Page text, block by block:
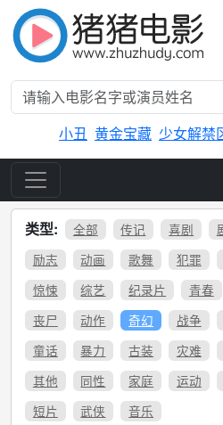
小丑 黄金宝藏 少女解禁
类型: 全部 传记 喜剧
励志
动画 歌舞 犯罪
惊悚
综艺 纪录片 青春
丧尸
动作 奇幻 战争
童话
暴力 古装 灾难
其他
同性 家庭 运动
短片
武侠 音乐